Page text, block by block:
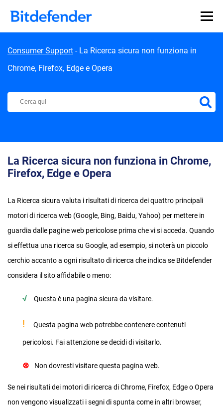
Consumer Support - La Ricerca sicura non funziona in
Chrome, Firefox, Edge e Opera
Centro di Supporto Bitdefender
La Ricerca sicura non funziona in Chrome,
Firefox, Edge e Opera
La Ricerca sicura valuta i risultati di ricerca dei quattro principali
motori di ricerca web (Google, Bing, Baidu, Yahoo) per mettere in
guardia dalle pagine web pericolose prima che vi si acceda. Quando
si effettua una ricerca su Google, ad esempio, si noterà un piccolo
cerchio accanto a ogni risultato di ricerca che indica se Bitdefender
considera il sito affidabile o meno:
√ Questa è una pagina sicura da visitare.
! Questa pagina web potrebbe contenere contenuti
pericolosi. Fai attenzione se decidi di visitarlo.
⊗ Non dovresti visitare questa pagina web.
Se nei risultati dei motori di ricerca di Chrome, Firefox, Edge o Opera
non vengono visualizzati i segni di spunta come in altri browser,